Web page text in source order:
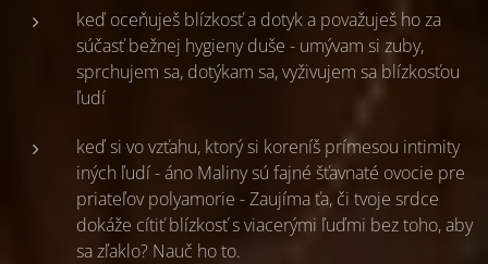
keď oceňuješ blízkosť a dotyk a považuješ ho za
súčasť bežnej hygieny duše - umývam si zuby,
sprchujem sa, dotýkam sa, vyživujem sa blízkosťou
ľudí
keď si vo vzťahu, ktorý si koreníš prímesou intimity
iných ľudí - áno Maliny sú fajné šťavnaté ovocie pre
priateľov polyamorie - Zaujíma ťa, či tvoje srdce
dokáže cítiť blízkosť s viacerými ľuďmi bez toho, aby
sa zľaklo? Nauč ho to.